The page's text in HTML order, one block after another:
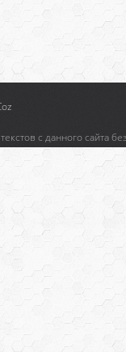
с данного сайта